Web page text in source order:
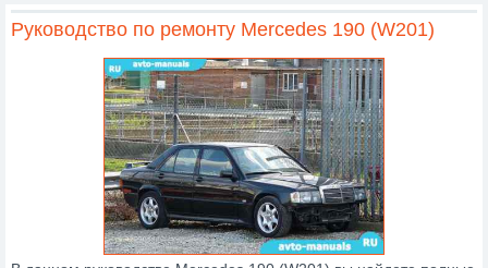
Lincoln
MAN Maserati Mazda MCC Smart Mercedes
Mercury MG Mini Mitsubishi Nissan
Oldsmobile
Peugeot Piaggio Plymouth Pontiac
Renault Rover SAAB Samand
Saturn
SEAT Skoda SsangYong Subaru
Suzuki
Volkswagen Volvo Wartburg ВАЗ
Камаз Краз ЛУАЗ МАЗ МАЗ-MAN
Руководство по ремонту Mercedes 190 (W201)